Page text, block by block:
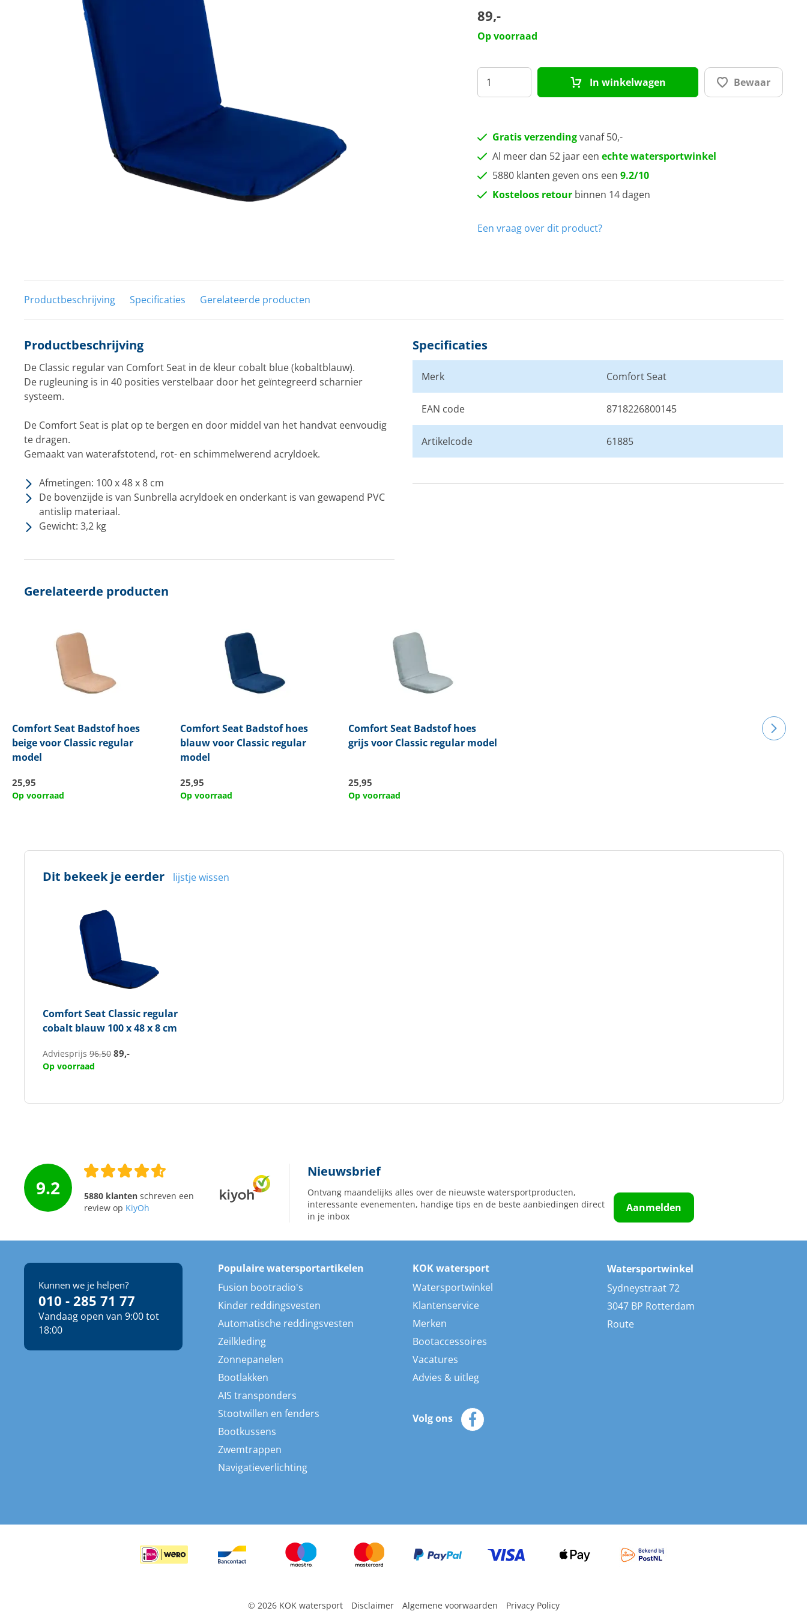
Techniek en motor
Tuigage en dekbeslag
Veiligheid
Boten, toebehoren en fun
Meubels en lifestyle
Cadet grey
Dark sand
Ocean blue
Orange
89,-
Op voorraad
In winkelwagen Bewaar
Gratis verzendingvanaf 50,-
Al meer dan 52 jaar een echte watersportwinkel
5880 klanten geven ons een 9.2/10
Kosteloos retourbinnen 14 dagen
Een vraag over dit product?
Productbeschrijving Specificaties Gerelateerde producten
Productbeschrijving
De Classic regular van Comfort Seat in de kleur cobalt blue (kobaltblauw).
De rugleuning is in 40 posities verstelbaar door het geïntegreerd scharnier
systeem.
De Comfort Seat is plat op te bergen en door middel van het handvat eenvoudig
te dragen.
Gemaakt van waterafstotend, rot- en schimmelwerend acryldoek.
Afmetingen: 100 x 48 x 8 cm
De bovenzijde is van Sunbrella acryldoek en onderkant is van gewapend PVC
antislip materiaal.
Gewicht: 3,2 kg
Specificaties
Merk Comfort Seat
EAN code 8718226800145
Artikelcode 61885
Gerelateerde producten
Comfort SeatBadstof hoes
beige voor Classic regular
model
25,95
Op voorraad
Comfort SeatBadstof hoes
blauw voor Classic regular
model
25,95
Op voorraad
Comfort SeatBadstof hoes
grijs voor Classic regular model
25,95
Op voorraad
Dit bekeek je eerder lijstje wissen
Comfort SeatClassic regular
cobalt blauw 100 x 48 x 8 cm
Adviesprijs96,50 89,-
Op voorraad
9.2 5880 klantenschreven een
review op KiyOh
Nieuwsbrief
Ontvang maandelijks alles over de nieuwste watersportproducten,
interessante evenementen, handige tips en de beste aanbiedingen direct
in je inbox
Aanmelden
Kunnen we je helpen?
010 - 285 71 77
Vandaag open van 9:00 tot
18:00
Populaire watersportartikelen
Fusion bootradio's
Kinder reddingsvesten
Automatische reddingsvesten
Zeilkleding
Zonnepanelen
Bootlakken
AIS transponders
Stootwillen en fenders
Bootkussens
Zwemtrappen
Navigatieverlichting
KOK watersport
Watersportwinkel
Klantenservice
Merken
Bootaccessoires
Vacatures
Advies & uitleg
Volg ons
Watersportwinkel
Sydneystraat 72
3047 BP Rotterdam
Route
© 2026 KOK watersport Disclaimer Algemene voorwaarden Privacy Policy